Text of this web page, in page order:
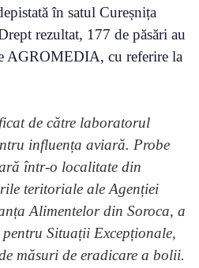
în satul Cureșnița
rezultat, 177 de păsări au
AGROMEDIA, cu referire la
de către laboratorul
influența aviară. Probe
într-o localitate din
teritoriale ale Agenției
Alimentelor din Soroca, a
Situații Excepționale,
măsuri de eradicare a bolii.